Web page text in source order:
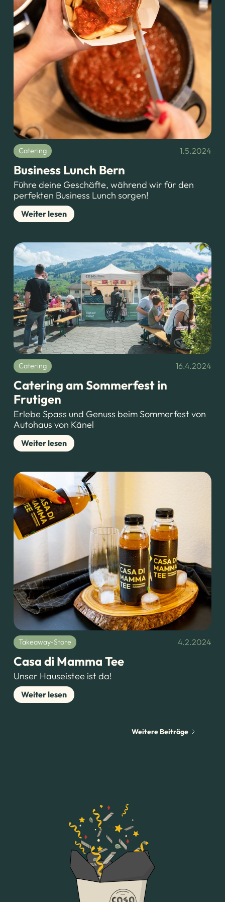
Catering 1.5.2024
Business Lunch Bern
Führe deine Geschäfte, während wir für den
perfekten Business Lunch sorgen!
Weiter lesen
Catering 16.4.2024
Catering am Sommerfest in
Frutigen
Erlebe Spass und Genuss beim Sommerfest von
Autohaus von Känel
Weiter lesen
Takeaway-Store 4.2.2024
Casa di Mamma Tee
Unser Hauseistee ist da!
Weiter lesen
Weitere Beiträge